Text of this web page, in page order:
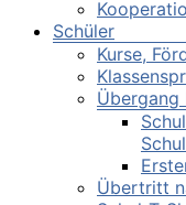
Schüler
Kurse,
Übergang
Übertritt